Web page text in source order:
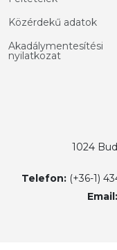
Közérdekű adatok
Akadálymentesítési
nyilatkozat
1024
Telefon: (+36-1)
Email: